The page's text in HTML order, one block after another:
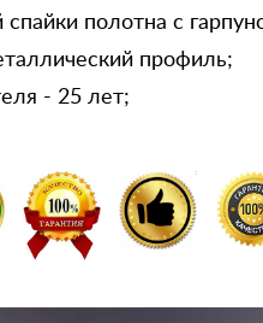
спайки полотна с
профиль;
- 25 лет;